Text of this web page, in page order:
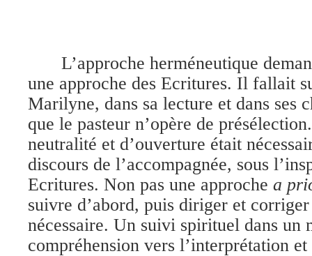
L’approche herméneutique
une approche des Ecritures. Il fallait
Marilyne, dans sa lecture et dans ses
que le pasteur n’opère de
neutralité et d’ouverture était
discours de l’accompagnée, sous
Ecritures. Non pas une approche a
suivre d’abord, puis diriger et
nécessaire. Un suivi spirituel dans un
compréhension vers l’interprétation